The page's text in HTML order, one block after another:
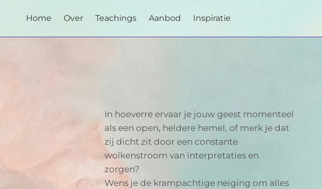
Home Over Teachings Aanbod Inspiratie
In hoeverre ervaar je jouw geest momenteel
als een open, heldere hemel, of merk je dat
zij dicht zit door een constante
wolkenstroom van interpretaties en
zorgen?
Wens je de krampachtige neiging om alles